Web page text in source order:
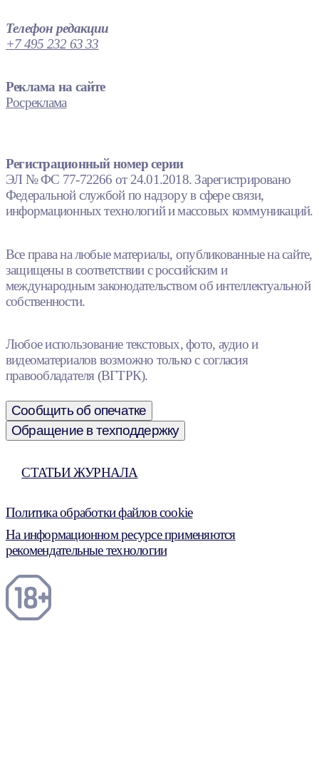
Телефон редакции
+7 495 232 63 33
Реклама на сайте
Росреклама
Регистрационный номер серии
ЭЛ № ФС 77-72266 от 24.01.2018. Зарегистрировано
Федеральной службой по надзору в сфере связи,
информационных технологий и массовых коммуникаций.
Все права на любые материалы, опубликованные на сайте,
защищены в соответствии с российским и
международным законодательством об интеллектуальной
собственности.
Любое использование текстовых, фото, аудио и
видеоматериалов возможно только с согласия
правообладателя (ВГТРК).
Сообщить об опечатке
Обращение в техподдержку
СТАТЬИ ЖУРНАЛА
Политика обработки файлов cookie
На информационном ресурсе применяются
рекомендательные технологии